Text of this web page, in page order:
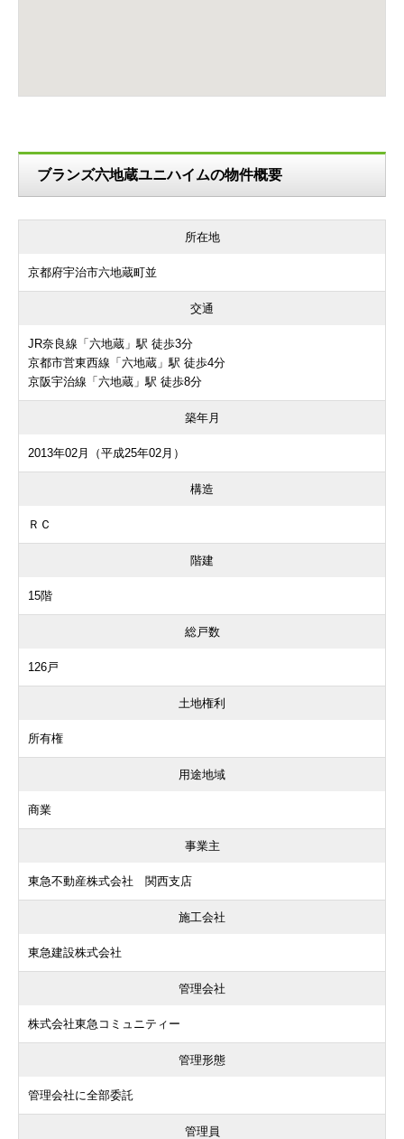
ブランズ六地蔵ユニハイムの物件概要
所在地
京都府宇治市六地蔵町並
交通
JR奈良線「六地蔵」駅 徒歩3分
京都市営東西線「六地蔵」駅 徒歩4分
京阪宇治線「六地蔵」駅 徒歩8分
築年月
2013年02月（平成25年02月）
構造
ＲＣ
階建
15階
総戸数
126戸
土地権利
所有権
用途地域
商業
事業主
東急不動産株式会社 関西支店
施工会社
東急建設株式会社
管理会社
株式会社東急コミュニティー
管理形態
管理会社に全部委託
管理員